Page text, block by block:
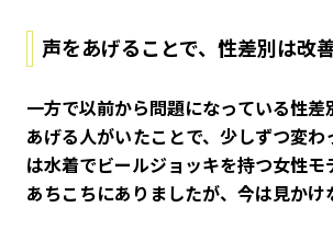
声をあげることで、性差別は改
――一方で以前から問題になっている性
あげる人がいたことで、少しずつ変
は水着でビールジョッキを持つ女性
あちこちにありましたが、今は見かけ